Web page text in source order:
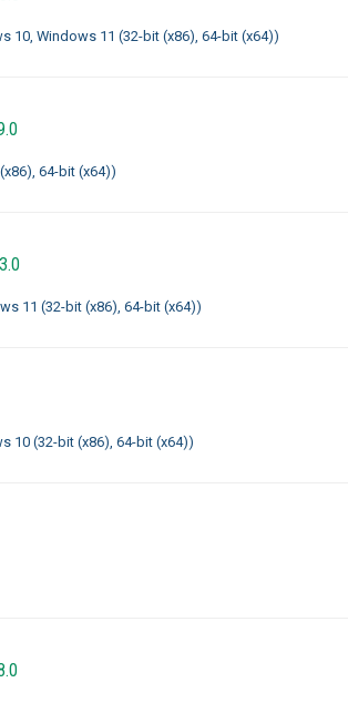
10, Windows 11 (32-bit (x86), 64-bit (x64))
64-bit (x64))
11 (32-bit (x86), 64-bit (x64))
10 (32-bit (x86), 64-bit (x64))